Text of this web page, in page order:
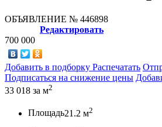
ОБЪЯВЛЕНИЕ № 446898
Редактировать
700 000
Добавить в подборку Распечатать
Подписаться на снижение цены
33 018 за м2
Площадь21.2 м2